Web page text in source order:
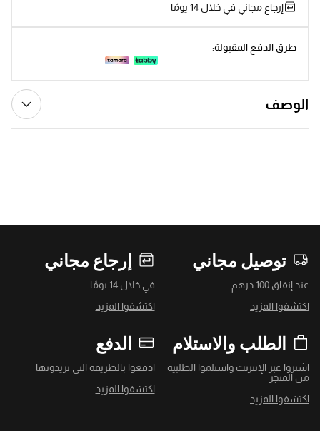
إرجاع مجاني في خلال 14 يومًا
طرق الدفع المقبولة:
الوصف
توصيل مجاني
عند إنفاق 100 درهم
اكتشفوا المزيد
إرجاع مجاني
في خلال 14 يومًا
اكتشفوا المزيد
الطلب والاستلام
اشتروا عبر الإنترنت واستلموا الطلبية
من المتجر
اكتشفوا المزيد
الدفع
ادفعوا بالطريقة التي تريدونها
اكتشفوا المزيد